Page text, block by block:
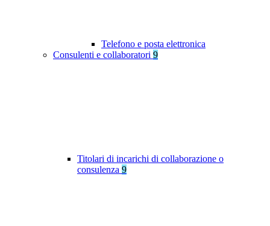
Telefono e posta elettronica
Consulenti e collaboratori 9
Titolari di incarichi di collaborazione o
consulenza 9